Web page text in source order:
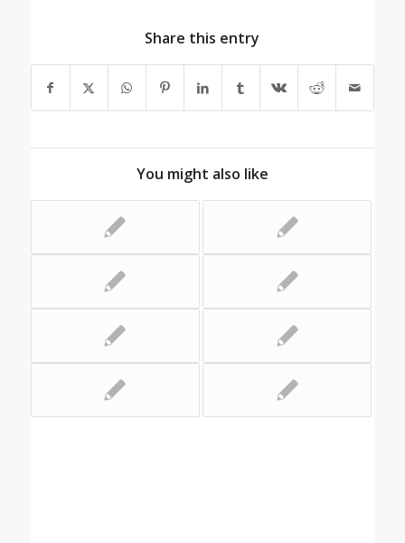
Share this entry
You might also like